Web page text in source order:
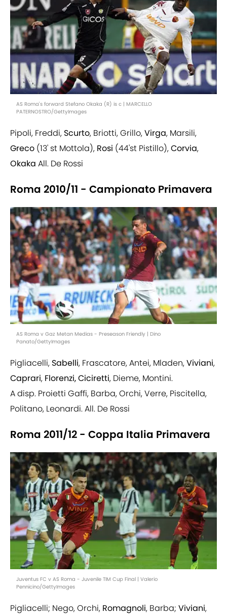
AS Roma's forward Stefano Okaka (R) is c | MARCELLO
PATERNOSTRO/GettyImages
Pipoli, Freddi, Scurto, Briotti, Grillo,Virga, Marsili,
Greco (13' st Mottola), Rosi (44'st Pistillo),Corvia,
Okaka All. De Rossi
Roma 2010/11 - Campionato Primavera
AS Roma v Gaz Metan Medias - Preseason Friendly | Dino
Panato/GettyImages
Pigliacelli, Sabelli, Frascatore, Antei, Mladen,Viviani,
Caprari, Florenzi, Ciciretti, Dieme, Montini.
A disp. Proietti Gaffi, Barba, Orchi, Verre, Piscitella,
Politano, Leonardi. All. De Rossi
Roma 2011/12 - Coppa Italia Primavera
Juventus FC v AS Roma - Juvenile TIM Cup Final | Valerio
Pennicino/GettyImages
Pigliacelli; Nego, Orchi, Romagnoli, Barba; Viviani,